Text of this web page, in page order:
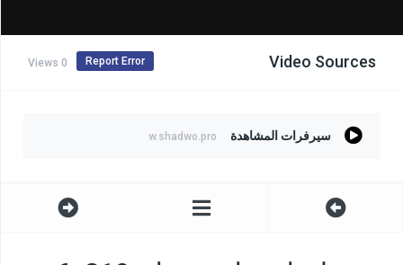
Video Sources
0 Views Report Error
سيرفرات المشاهدة w.shadwo.pro